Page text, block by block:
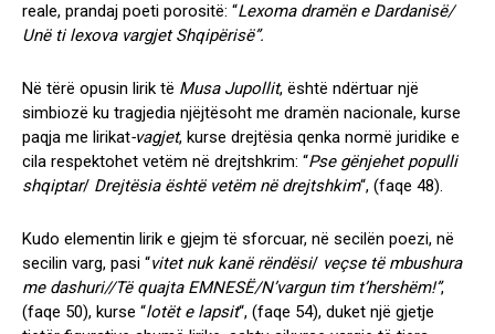
reale, prandaj poeti porositë: “Lexoma dramën e Dardanisë/
Unë ti lexova vargjet Shqipërisë”.
Në tërë opusin lirik të Musa Jupollit, është ndërtuar një
simbiozë ku tragjedia njëjtësoht me dramën nacionale, kurse
paqja me lirikat-vagjet, kurse drejtësia qenka normë juridike e
cila respektohet vetëm në drejtshkrim: “Pse gënjehet populli
shqiptar/ Drejtësia është vetëm në drejtshkim“, (faqe 48).
Kudo elementin lirik e gjejm të sforcuar, në secilën poezi, në
secilin varg, pasi “vitet nuk kanë rëndësi/ veçse të mbushura
me dashuri//Të quajta EMNESË/N’vargun tim t’hershëm!”,
(faqe 50), kurse “lotët e lapsit“, (faqe 54), duket një gjetje